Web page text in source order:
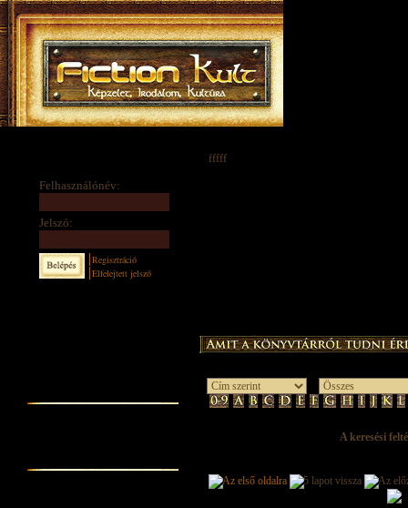
Felhasználónév:
Jelszó:
Regisztráció
Elfelejtett jelszó
fffff
A keresési